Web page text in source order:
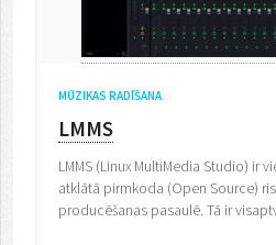
MŪZIKAS RADĪŠANA
LMMS
LMMS (Linux MultiMedia Studio) ir
atklātā pirmkoda (Open Source)
producēšanas pasaulē. Tā ir